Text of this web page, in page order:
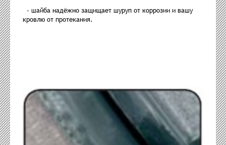
- шайба надёжно защищает шуруп от коррозии и вашу
кровлю от протекания.